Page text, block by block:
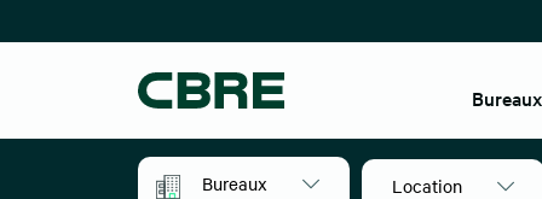
Bureaux
Bureaux Location